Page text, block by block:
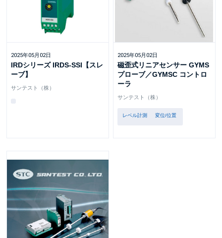
2025年05月02日
IRDシリーズ IRDS-SSI【スレ
ーブ】
サンテスト（株）
2025年05月02日
磁歪式リニアセンサー GYMS
プローブ／GYMSC コントロ
ーラ
サンテスト（株）
レベル計測 変位/位置